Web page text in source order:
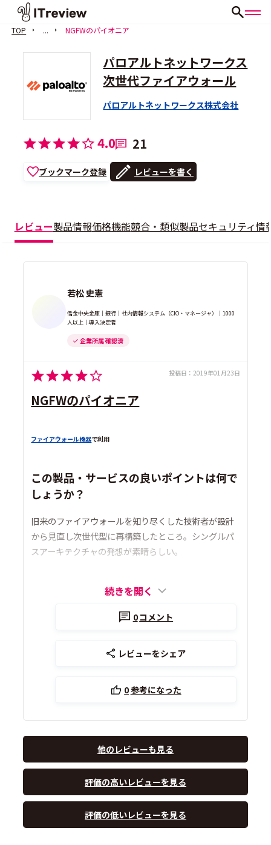
TOP ... NGFWのパイオニア
パロアルトネットワークス
次世代ファイアウォール
パロアルトネットワークス株式会社
4.0 21
ブックマーク登録 レビューを書く
レビュー製品情報価格機能競合・類似製品セキュリティ情
若松 史憲
信金中央金庫｜銀行｜社内情報システム（CIO・マネージャ）｜1000
人以上｜導入決定者
企業所属 確認済
投稿日： 2019年01月23日
NGFWのパイオニア
ファイアウォール機器で利用
この製品・サービスの良いポイントは何で
しょうか？
旧来のファイアウォールを知り尽くした技術者が設計
から見直し次世代型に再構築したところ。シングルパ
スアーキテクチャの発想が素晴らしい。
続きを開く
0コメント
レビューをシェア
0参考になった
他のレビューも見る
評価の高いレビューを見る
評価の低いレビューを見る